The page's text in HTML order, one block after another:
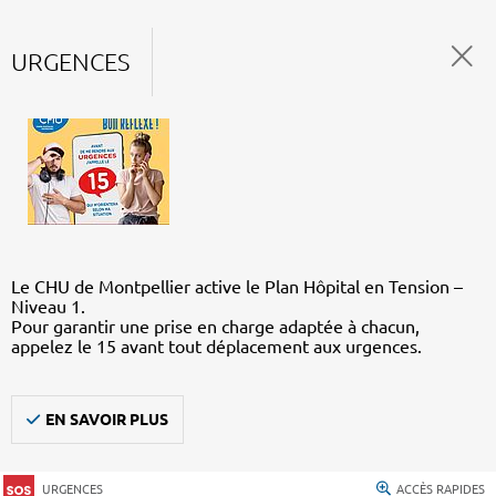
URGENCES
Le CHU de Montpellier active le Plan Hôpital en Tension –
Niveau 1.
Pour garantir une prise en charge adaptée à chacun,
appelez le 15 avant tout déplacement aux urgences.
EN SAVOIR PLUS
URGENCES ACCÈS RAPIDES